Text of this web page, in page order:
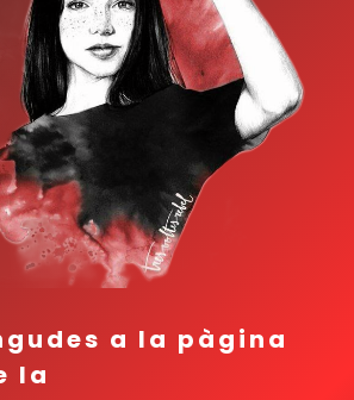
a la pàgina
la